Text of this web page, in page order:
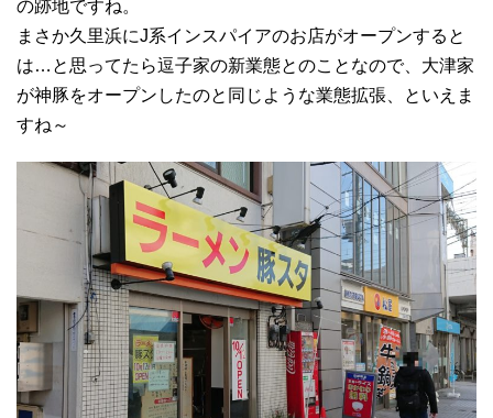
の跡地ですね。
まさか久里浜にJ系インスパイアのお店がオープンすると
は…と思ってたら逗子家の新業態とのことなので、大津家
が神豚をオープンしたのと同じような業態拡張、といえま
すね～